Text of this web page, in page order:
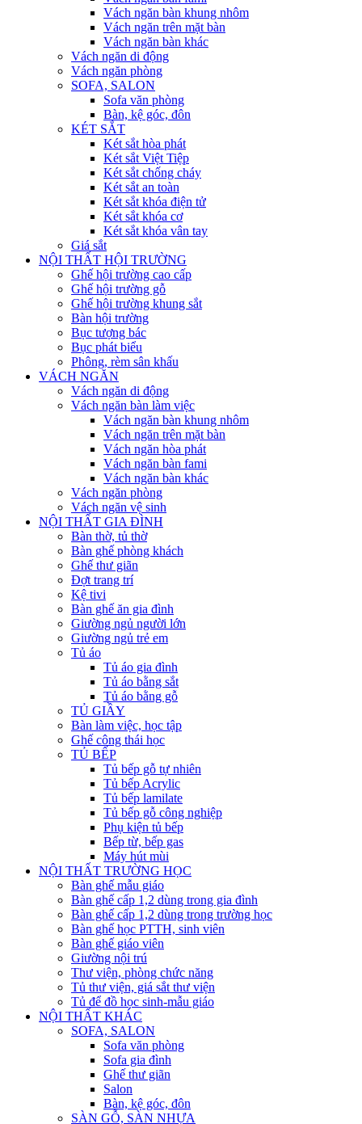
Vách ngăn bàn khung nhôm
Vách ngăn trên mặt bàn
Vách ngăn bàn khác
Vách ngăn di động
Vách ngăn phòng
SOFA, SALON
Sofa văn phòng
Bàn, kệ góc, đôn
KÉT SẮT
Két sắt hòa phát
Két sắt Việt Tiệp
Két sắt chống cháy
Két sắt an toàn
Két sắt khóa điện tử
Két sắt khóa cơ
Két sắt khóa vân tay
Giá sắt
NỘI THẤT HỘI TRƯỜNG
Ghế hội trường cao cấp
Ghế hội trường gỗ
Ghế hội trường khung sắt
Bàn hội trường
Bục tượng bác
Bục phát biểu
Phông, rèm sân khấu
VÁCH NGĂN
Vách ngăn di động
Vách ngăn bàn làm việc
Vách ngăn bàn khung nhôm
Vách ngăn trên mặt bàn
Vách ngăn hòa phát
Vách ngăn bàn fami
Vách ngăn bàn khác
Vách ngăn phòng
Vách ngăn vệ sinh
NỘI THẤT GIA ĐÌNH
Bàn thờ, tủ thờ
Bàn ghế phòng khách
Ghế thư giãn
Đợt trang trí
Kệ tivi
Bàn ghế ăn gia đình
Giường ngủ người lớn
Giường ngủ trẻ em
Tủ áo
Tủ áo gia đình
Tủ áo bằng sắt
Tủ áo bằng gỗ
TỦ GIẦY
Bàn làm việc, học tập
Ghế công thái học
TỦ BẾP
Tủ bếp gỗ tự nhiên
Tủ bếp Acrylic
Tủ bếp lamilate
Tủ bếp gỗ công nghiệp
Phụ kiện tủ bếp
Bếp từ, bếp gas
Máy hút mùi
NỘI THẤT TRƯỜNG HỌC
Bàn ghế mẫu giáo
Bàn ghế cấp 1,2 dùng trong gia đình
Bàn ghế cấp 1,2 dùng trong trường học
Bàn ghế học PTTH, sinh viên
Bàn ghế giáo viên
Giường nội trú
Thư viện, phòng chức năng
Tủ thư viện, giá sắt thư viện
Tủ để đồ học sinh-mẫu giáo
NỘI THẤT KHÁC
SOFA, SALON
Sofa văn phòng
Sofa gia đình
Ghế thư giãn
Salon
Bàn, kệ góc, đôn
SÀN GỖ, SÀN NHỰA